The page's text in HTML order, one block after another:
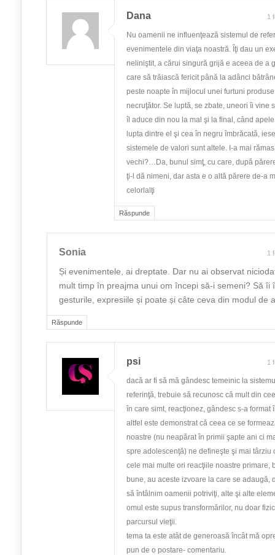
Răspunde
Dana 1
Nu oamenii ne influenţează sistemul de
evenimentele din viaţa noastră. Îţi dau un
neliniştit, a cărui singură grijă e aceea de a
care să trăiască fericit până la adânci
peste noapte în mijlocul unei furtuni
necruţător. Se luptă, se zbate, uneori îi vine
îl aduce din nou la mal şi la final, când
lupta dintre el şi cea în negru îmbrăcată,
sistemele de valori sunt altele. I-a mai
vechi?…Da, bunul simţ, cu care, după
ţi-l dă nimeni, dar asta e o altă părere de-a
celorlalţi
Răspunde
Sonia 1
Și evenimentele, ai dreptate. Dar nu ai observat
mult timp în preajma unui om începi să-i semeni? Să îi
gesturile, expresiile și poate și câte ceva din modul de
psi 1
dacă ar fi să mă gândesc temeinic la
referinţă, trebuie să recunosc că mult din
în care simt, reacţionez, gândesc s-a format
altfel este demonstrat că ceea ce se
noastre (nu neapărat în primii şapte ani ci
spre adolescenţă) ne defineşte şi mai târziu
cele mai multe ori reacţiile noastre primare,
bune, au aceste izvoare la care se adaugă,
să întâlnim oamenii potriviţi, alte şi alte
omul este supus transformărilor, nu doar
parcursul vieţii.
tema ta este atât de generoasă încât mă
pun de o postare- comentariu.